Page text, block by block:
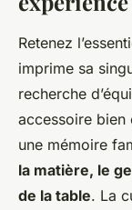
Retenez
imprime sa
recherche
accessoire bien
une mémoire
la matière, le
de la table. La